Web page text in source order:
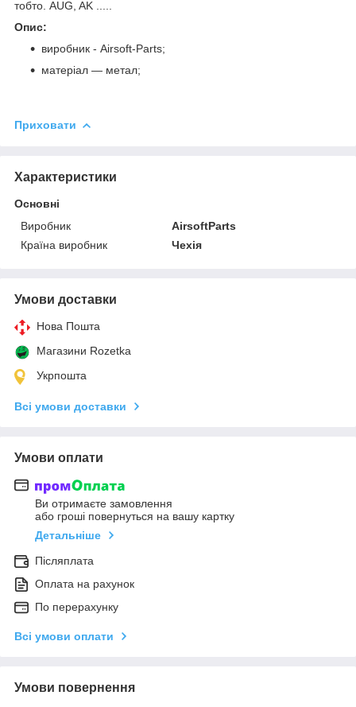
тобто. AUG, AK .....
Опис:
виробник - Airsoft-Parts;
матеріал ― метал;
Приховати
Характеристики
Основні
Виробник
AirsoftParts
Країна виробник
Чехія
Умови доставки
Нова Пошта
Магазини Rozetka
Укрпошта
Всі умови доставки
Умови оплати
Ви отримаєте замовлення
або гроші повернуться на вашу картку
Детальніше
Післяплата
Оплата на рахунок
По перерахунку
Всі умови оплати
Умови повернення